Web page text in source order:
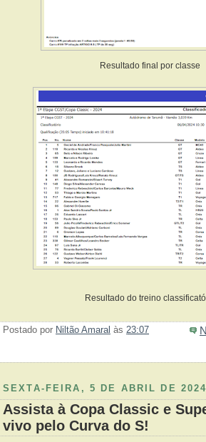
Resultado final por classe
Resultado do treino
Postado por Niltão Amaral às 23:07
SEXTA-FEIRA, 5 DE ABRIL DE
Assista à Copa Classic e
vivo pelo Curva do S!